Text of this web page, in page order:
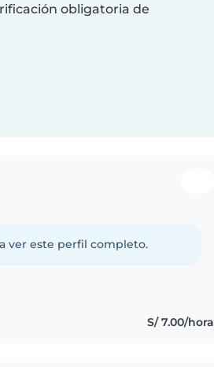
obligatoria de
ver este perfil completo.
S/ 7.00/hora